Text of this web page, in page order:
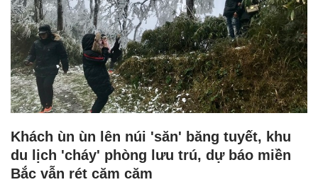
Khách ùn ùn lên núi 'săn' băng tuyết, khu
du lịch 'cháy' phòng lưu trú, dự báo miền
Bắc vẫn rét căm căm